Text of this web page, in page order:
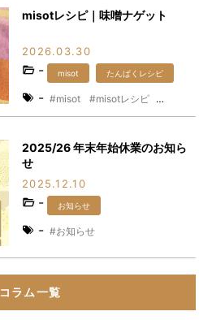
misotレシピ｜味噌ナゲット
2026.03.30
- misot たんぱくレシピ
- misot
misotレシピ
たんぱくレシピ
たんぱく質
発酵食品
2025/26 年末年始休業のお知ら
せ
2025.12.10
- お知らせ
- お知らせ
コラム一覧